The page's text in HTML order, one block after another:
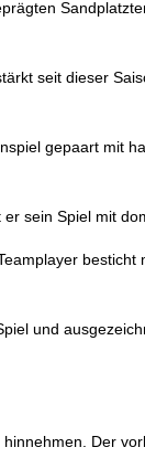
seit dieser
gepaart mit
sein Spiel mit
besticht
und
Der